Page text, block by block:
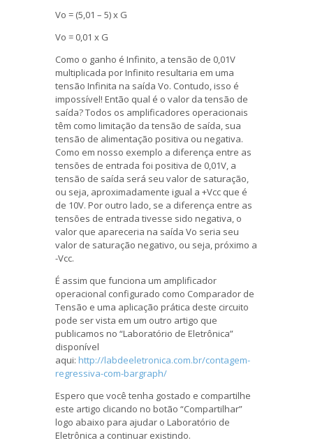
Vo = (5,01 – 5) x G
Vo = 0,01 x G
Como o ganho é Infinito, a tensão de 0,01V
multiplicada por Infinito resultaria em uma
tensão Infinita na saída Vo. Contudo, isso é
impossível! Então qual é o valor da tensão de
saída? Todos os amplificadores operacionais
têm como limitação da tensão de saída, sua
tensão de alimentação positiva ou negativa.
Como em nosso exemplo a diferença entre as
tensões de entrada foi positiva de 0,01V, a
tensão de saída será seu valor de saturação,
ou seja, aproximadamente igual a +Vcc que é
de 10V. Por outro lado, se a diferença entre as
tensões de entrada tivesse sido negativa, o
valor que apareceria na saída Vo seria seu
valor de saturação negativo, ou seja, próximo a
-Vcc.
É assim que funciona um amplificador
operacional configurado como Comparador de
Tensão e uma aplicação prática deste circuito
pode ser vista em um outro artigo que
publicamos no “Laboratório de Eletrônica”
disponível
aqui: http://labdeeletronica.com.br/contagem-
regressiva-com-bargraph/
Espero que você tenha gostado e compartilhe
este artigo clicando no botão “Compartilhar”
logo abaixo para ajudar o Laboratório de
Eletrônica a continuar existindo.